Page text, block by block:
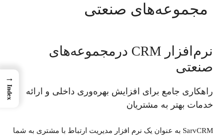
مجموعه‌های صنعتی
نرم‌افزار CRM درمجموعه‌های
صنعتی
راهکاری جامع برای افزایش بهره‌وری داخلی و ارائه
خدمات بهتر به مشتریان
SarvCRM به عنوان یک نرم افزار مدیریت ارتباط با مشتری به شما
→
Index